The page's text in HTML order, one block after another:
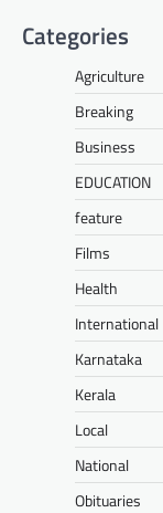
Categories
Agriculture
Breaking
Business
EDUCATION
feature
Films
Health
International
Karnataka
Kerala
Local
National
Obituaries